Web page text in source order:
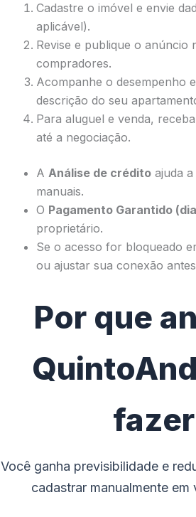
Cadastre o imóvel e envie
aplicável).
Revise e publique o anúncio
compradores.
Acompanhe o desempenho
descrição do seu
Para aluguel e venda,
até a negociação.
A Análise de crédito ajuda
manuais.
O Pagamento Garantido (dia
proprietário.
Se o acesso for bloqueado
ou ajustar sua conexão
Por que
Você ganha previsibilidade e
cadastrar manualmente